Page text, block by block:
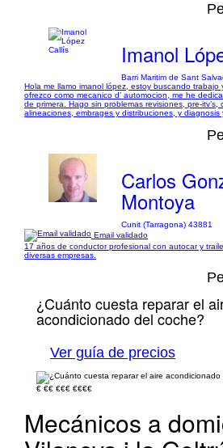
Imanol
Barri Maritim de Sant
Hola me llamo imanol lópez, estoy buscando trabajo
ofrezco como mecanico d’ automocion, me he
de primera. Hago sin problemas revisiones, pre-itv’s,
alineaciones, embrages y distribuciones, y diagnosis
Carlos
Montoya
Cunit (Tarragona) 43881
Email validado
17 años de conductor profesional con autocar y
diversas empresas.
¿Cuánto cuesta reparar el
acondicionado del coche?
Ver guía de precios
€ €€ €€€ €€€€
Mecánicos a